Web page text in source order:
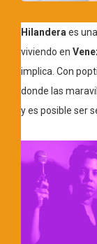
Hilandera es
viviendo en
implica. Con
donde las
y es posible ser